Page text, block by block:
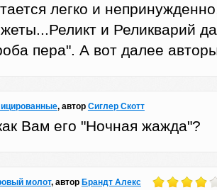
легко и
и Реликварий
пера". А вот далее
, автор Сиглер Скотт
Вам его "Ночная жажда"?
молот, автор Брандт Алекс